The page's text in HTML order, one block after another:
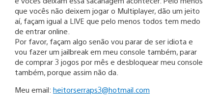
que vocês não deixem jogar o Multiplayer, dão um jeito
aí, façam igual a LIVE que pelo menos todos tem medo
de entrar online.
Por favor, façam algo senão vou parar de ser idiota e
vou fazer um jailbreak em meu console também, parar
de comprar 3 jogos por mês e desbloquear meu console
também, porque assim não da.
Meu email: heitorserraps3@hotmail.com